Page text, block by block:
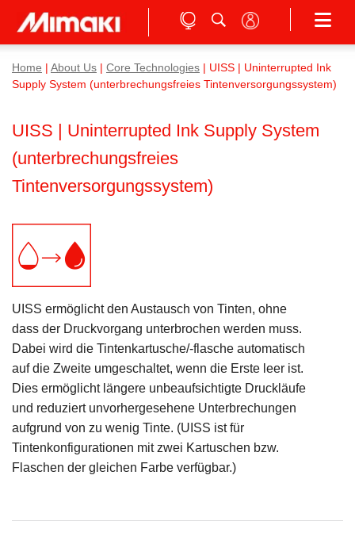
Home About Us Core Technologies | UISS | Uninterrupted Ink
Supply System (unterbrechungsfreies Tintenversorgungssystem)
UISS | Uninterrupted Ink Supply System
(unterbrechungsfreies
Tintenversorgungssystem)
UISS ermöglicht den Austausch von Tinten, ohne
dass der Druckvorgang unterbrochen werden muss.
Dabei wird die Tintenkartusche/-flasche automatisch
auf die Zweite umgeschaltet, wenn die Erste leer ist.
Dies ermöglicht längere unbeaufsichtigte Druckläufe
und reduziert unvorhergesehene Unterbrechungen
aufgrund von zu wenig Tinte. (UISS ist für
Tintenkonfigurationen mit zwei Kartuschen bzw.
Flaschen der gleichen Farbe verfügbar.)